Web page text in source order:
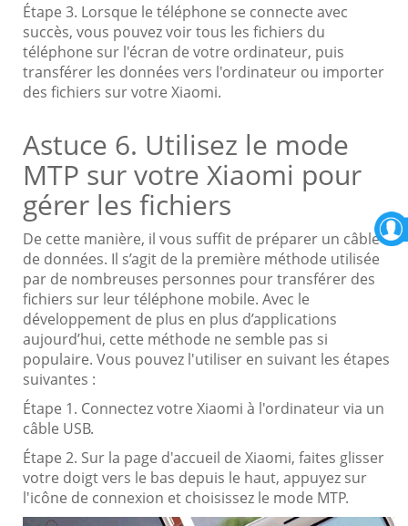
Étape 3. Lorsque le téléphone se connecte avec
succès, vous pouvez voir tous les fichiers du
téléphone sur l'écran de votre ordinateur, puis
transférer les données vers l'ordinateur ou importer
des fichiers sur votre Xiaomi.
Astuce 6. Utilisez le mode
MTP sur votre Xiaomi pour
gérer les fichiers
De cette manière, il vous suffit de préparer un câble
de données. Il s’agit de la première méthode utilisée
par de nombreuses personnes pour transférer des
fichiers sur leur téléphone mobile. Avec le
développement de plus en plus d’applications
aujourd’hui, cette méthode ne semble pas si
populaire. Vous pouvez l'utiliser en suivant les étapes
suivantes :
Étape 1. Connectez votre Xiaomi à l'ordinateur via un
câble USB.
Étape 2. Sur la page d'accueil de Xiaomi, faites glisser
votre doigt vers le bas depuis le haut, appuyez sur
l'icône de connexion et choisissez le mode MTP.